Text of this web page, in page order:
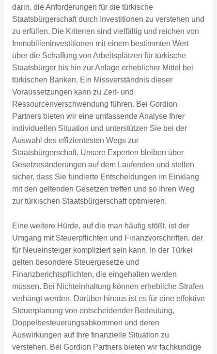
darin, die Anforderungen für die türkische
Staatsbürgerschaft durch Investitionen zu verstehen und
zu erfüllen. Die Kriterien sind vielfältig und reichen von
Immobilieninvestitionen mit einem bestimmten Wert
über die Schaffung von Arbeitsplätzen für türkische
Staatsbürger bis hin zur Anlage erheblicher Mittel bei
türkischen Banken. Ein Missverständnis dieser
Voraussetzungen kann zu Zeit- und
Ressourcenverschwendung führen. Bei Gordion
Partners bieten wir eine umfassende Analyse Ihrer
individuellen Situation und unterstützen Sie bei der
Auswahl des effizientesten Wegs zur
Staatsbürgerschaft. Unsere Experten bleiben über
Gesetzesänderungen auf dem Laufenden und stellen
sicher, dass Sie fundierte Entscheidungen im Einklang
mit den geltenden Gesetzen treffen und so Ihren Weg
zur türkischen Staatsbürgerschaft optimieren.
Eine weitere Hürde, auf die man häufig stößt, ist der
Umgang mit Steuerpflichten und Finanzvorschriften, der
für Neueinsteiger kompliziert sein kann. In der Türkei
gelten besondere Steuergesetze und
Finanzberichtspflichten, die eingehalten werden
müssen. Bei Nichteinhaltung können erhebliche Strafen
verhängt werden. Darüber hinaus ist es für eine effektive
Steuerplanung von entscheidender Bedeutung,
Doppelbesteuerungsabkommen und deren
Auswirkungen auf Ihre finanzielle Situation zu
verstehen. Bei Gordion Partners bieten wir fachkundige